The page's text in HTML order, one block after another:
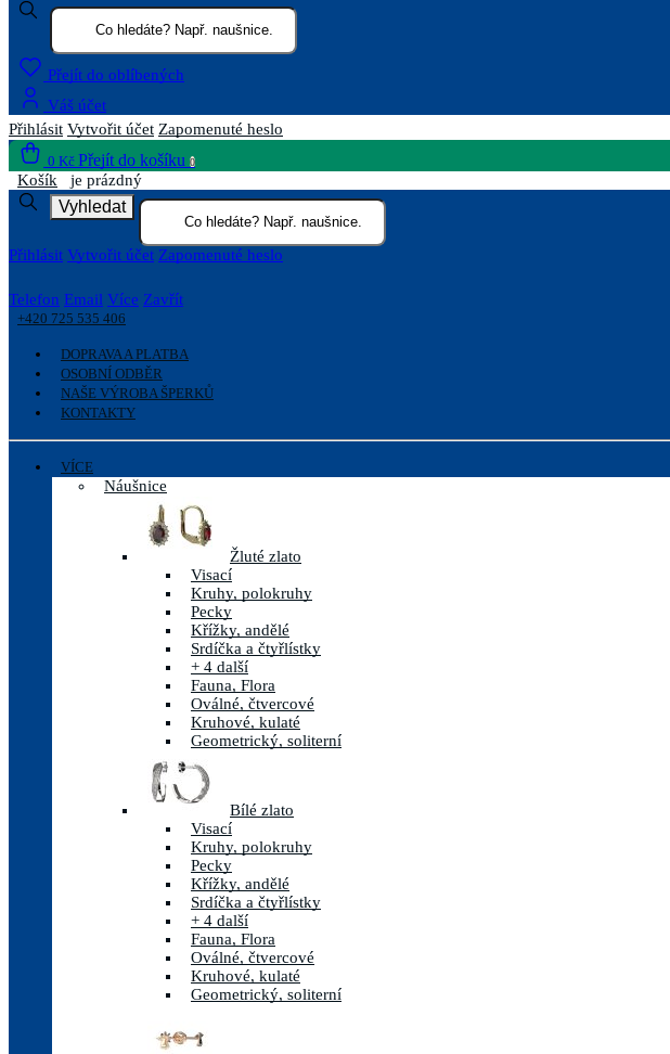
Přejít do oblíbených
Váš účet
Přihlásit Vytvořit účet Zapomenuté heslo
0 Kč Přejít do košíku 0
Košík je prázdný
Vyhledat
Přihlásit Vytvořit účet Zapomenuté heslo
Telefon Email Více Zavřít
+420 725 535 406
DOPRAVA A PLATBA
OSOBNÍ ODBĚR
NAŠE VÝROBA ŠPERKŮ
KONTAKTY
VÍCE
Náušnice
Žluté zlato
Visací
Kruhy, polokruhy
Pecky
Křížky, andělé
Srdíčka a čtyřlístky
+ 4 další
Fauna, Flora
Oválné, čtvercové
Kruhové, kulaté
Geometrický, soliterní
Bílé zlato
Visací
Kruhy, polokruhy
Pecky
Křížky, andělé
Srdíčka a čtyřlístky
+ 4 další
Fauna, Flora
Oválné, čtvercové
Kruhové, kulaté
Geometrický, soliterní